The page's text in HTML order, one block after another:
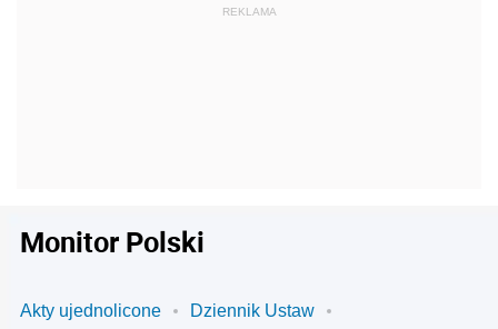
Monitor Polski
Akty ujednolicone
Dziennik Ustaw